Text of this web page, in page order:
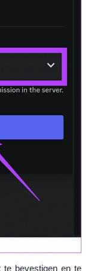
te bevestigen en te